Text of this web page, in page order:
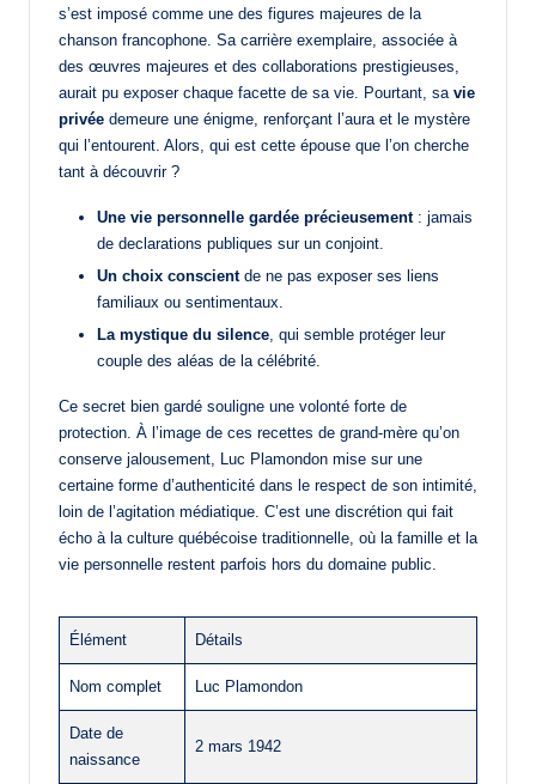
s’est imposé comme une des figures majeures de la
chanson francophone. Sa carrière exemplaire, associée à
des œuvres majeures et des collaborations prestigieuses,
aurait pu exposer chaque facette de sa vie. Pourtant, sa vie
privée demeure une énigme, renforçant l’aura et le mystère
qui l’entourent. Alors, qui est cette épouse que l’on cherche
tant à découvrir ?
Une vie personnelle gardée précieusement: jamais
de declarations publiques sur un conjoint.
Un choix conscientde ne pas exposer ses liens
familiaux ou sentimentaux.
La mystique du silence, qui semble protéger leur
couple des aléas de la célébrité.
Ce secret bien gardé souligne une volonté forte de
protection. À l’image de ces recettes de grand-mère qu’on
conserve jalousement, Luc Plamondon mise sur une
certaine forme d’authenticité dans le respect de son intimité,
loin de l’agitation médiatique. C’est une discrétion qui fait
écho à la culture québécoise traditionnelle, où la famille et la
vie personnelle restent parfois hors du domaine public.
Élément Détails
Nom complet Luc Plamondon
Date de
naissance
2 mars 1942